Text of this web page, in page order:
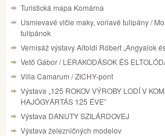
Turistická mapa Komárna
Usmievavé vlčie maky, voňavé tulipány /
tulipánok
Vernisáž výstavy Alfoldi Róbert „Angyalok
Vető Gábor / LERAKODÁSOK ÉS
Villa Camarum / ZICHY-pont
Výstava „125 ROKOV VÝROBY LODÍ V
HAJÓGYÁRTÁS 125 ÉVE”
Výstava DANUTY SZILÁRDOVEJ
Výstava železničných modelov